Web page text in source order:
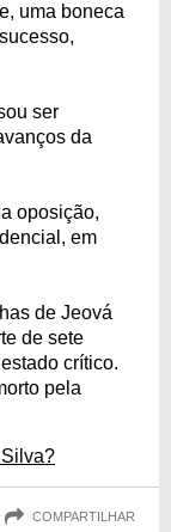
uma boneca
ser
da
oposição,
em
de Jeová
de sete
crítico.
pela
COMPARTILHAR